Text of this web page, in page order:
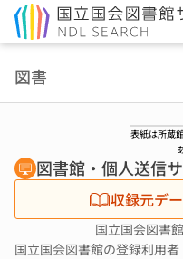
図書
表紙は所蔵
図書館・個人送信
収録元デ
国立国会図書
国立国会図書館の登録利用